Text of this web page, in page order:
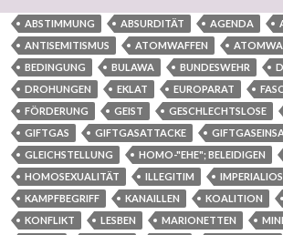
ABSTIMMUNG ABSURDITÄT AGENDA
ANTISEMITISMUS
ATOMWAFFEN
BEDINGUNG
BULAWA BUNDESWEHR
DROHUNGEN
EKLAT EUROPARAT
FÖRDERUNG
GEIST GESCHLECHTSLOSE
GIFTGAS
GIFTGASATTACKE
GLEICHSTELLUNG
HOMO-"EHE"; BELEIDIGEN
HOMOSEXUALITÄT
ILLEGITIM
KAMPFBEGRIFF
KANAILLEN KOALITION
KONFLIKT
LESBEN MARIONETTEN